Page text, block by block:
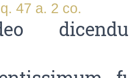
47 a. 2 co.